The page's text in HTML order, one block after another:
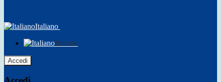
Italiano
Italiano
Accedi